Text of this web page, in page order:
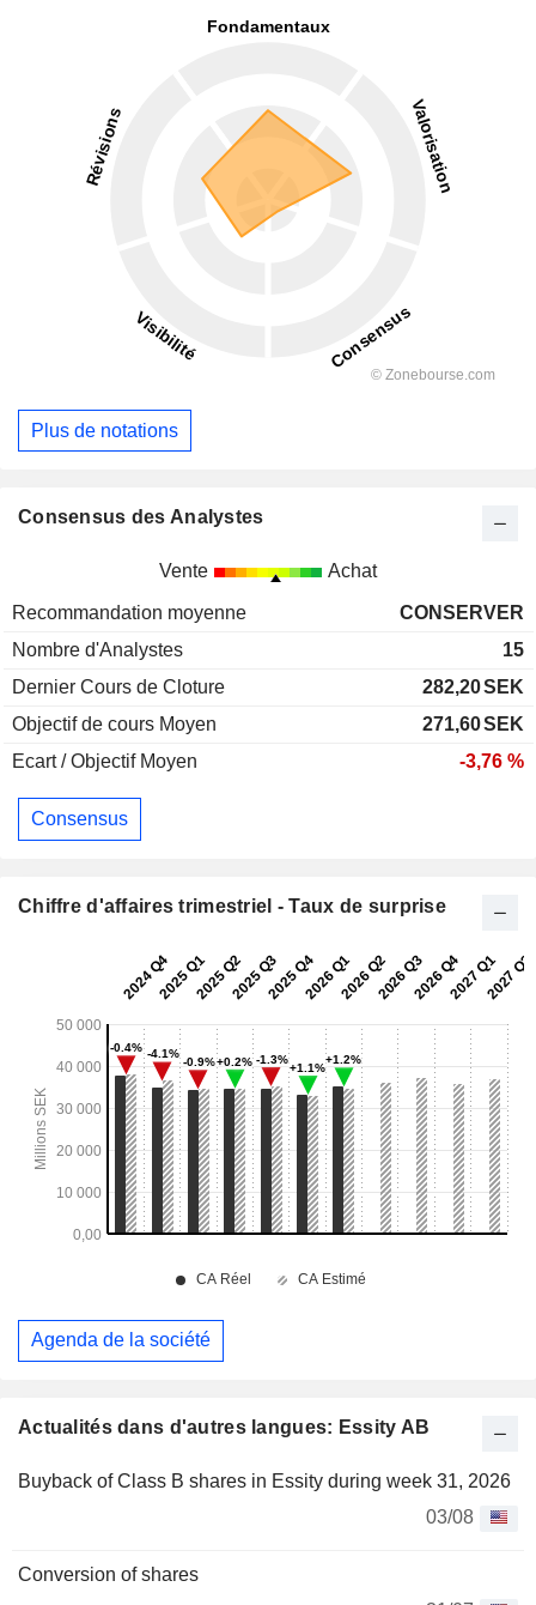
Actualités dans d'autres langues: Essity AB
Buyback of Class B shares in Essity during week 31, 2026
03/08
Conversion of shares
Plus de notations
Consensus des Analystes
Vente Achat
Recommandation moyenne
CONSERVER
Nombre d'Analystes
15
Dernier Cours de Cloture
282,20SEK
Objectif de cours Moyen
271,60SEK
Ecart / Objectif Moyen
-3,76 %
Consensus
Chiffre d'affaires trimestriel - Taux de surprise
Agenda de la société